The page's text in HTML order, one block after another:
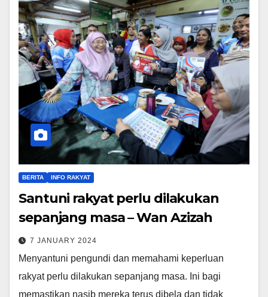
BERITA INFO RAKYAT
Santuni rakyat perlu dilakukan
sepanjang masa – Wan Azizah
7 JANUARY 2024
Menyantuni pengundi dan memahami keperluan
rakyat perlu dilakukan sepanjang masa. Ini bagi
memastikan nasib mereka terus dibela dan tidak